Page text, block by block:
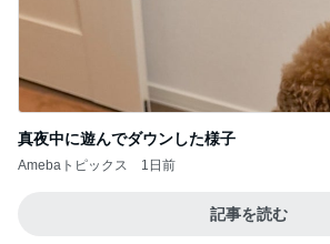
真夜中に遊んでダウンした様子
Amebaトピックス 1日前
記事を読む